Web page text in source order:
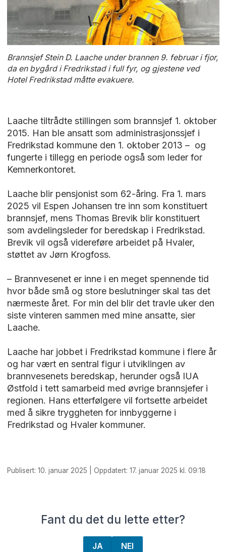
Brannsjef Stein D. Laache under brannen 9. februar i fjor,
da en bygård i Fredrikstad i full fyr, og gjestene ved
Hotel Fredrikstad måtte evakuere.
Laache tiltrådte stillingen som brannsjef 1. oktober
2015. Han ble ansatt som administrasjonssjef i
Fredrikstad kommune den 1. oktober 2013 – og
fungerte i tillegg en periode også som leder for
Kemnerkontoret.
Laache blir pensjonist som 62-åring. Fra 1. mars
2025 vil Espen Johansen tre inn som konstituert
brannsjef, mens Thomas Brevik blir konstituert
som avdelingsleder for beredskap i Fredrikstad.
Brevik vil også videreføre arbeidet på Hvaler,
støttet av Jørn Krogfoss.
– Brannvesenet er inne i en meget spennende tid
hvor både små og store beslutninger skal tas det
nærmeste året. For min del blir det travle uker den
siste vinteren sammen med mine ansatte, sier
Laache.
Laache har jobbet i Fredrikstad kommune i flere år
og har vært en sentral figur i utviklingen av
brannvesenets beredskap, herunder også IUA
Østfold i tett samarbeid med øvrige brannsjefer i
regionen. Hans etterfølgere vil fortsette arbeidet
med å sikre tryggheten for innbyggerne i
Fredrikstad og Hvaler kommuner.
Publisert: 10. januar 2025 | Oppdatert: 17. januar 2025 kl. 09:18
Fant du det du lette etter?
JA NEI